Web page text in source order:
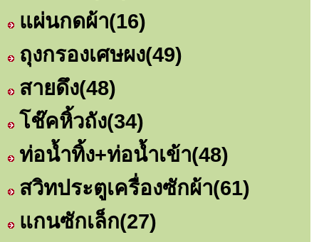
แผ่นกดผ้า(16)
ถุงกรองเศษผง(49)
สายดึง(48)
โช๊คหิ้วถัง(34)
ท่อน้ำทิ้ง+ท่อน้ำเข้า(48)
สวิทประตูเครื่องซักผ้า(61)
แกนซักเล็ก(27)